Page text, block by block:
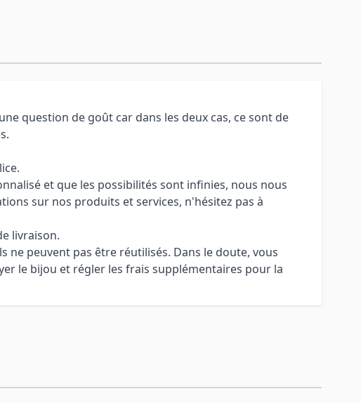
question de goût car dans les deux cas, ce sont de
et que les possibilités sont infinies, nous nous
sur nos produits et services, n'hésitez pas à
livraison.
ne peuvent pas être réutilisés. Dans le doute, vous
le bijou et régler les frais supplémentaires pour la